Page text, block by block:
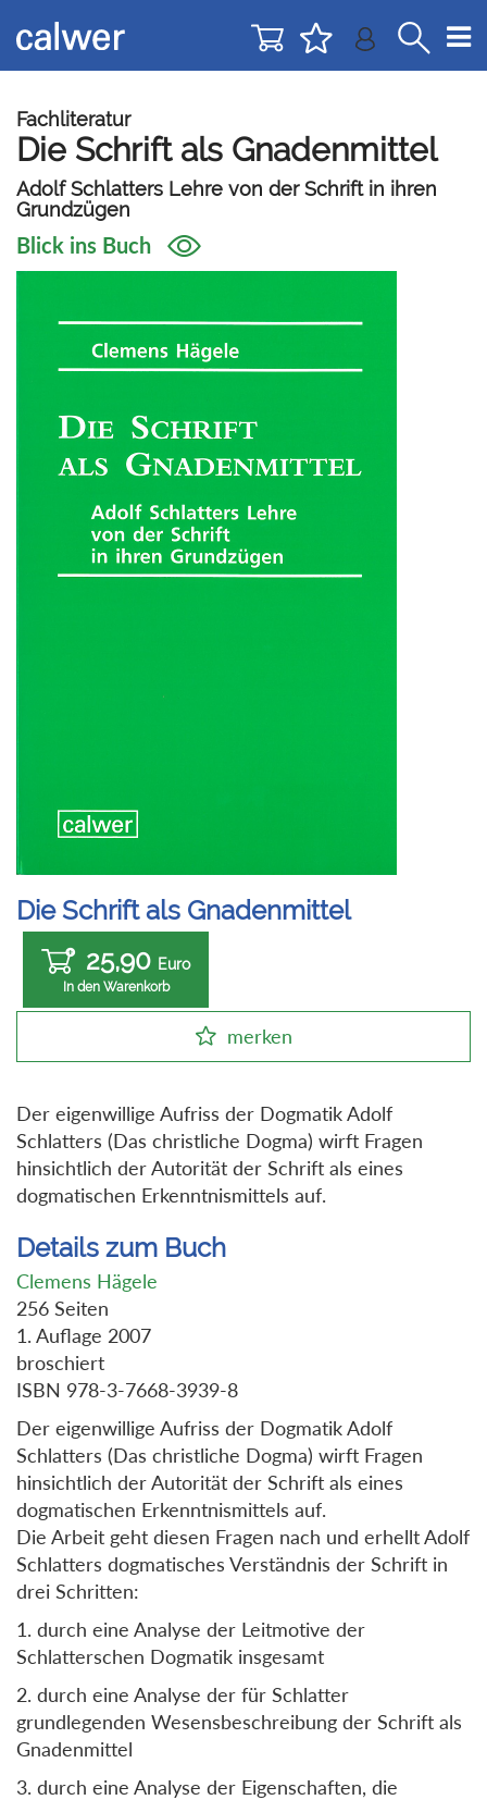
zur
Navigation
zum
Inhalt
Fachliteratur
Die Schrift als Gnadenmittel
Adolf Schlatters Lehre von der Schrift in ihren
Grundzügen
Blick ins Buch
Die Schrift als Gnadenmittel
25,90 Euro
In den Warenkorb
merken
Der eigenwillige Aufriss der Dogmatik Adolf
Schlatters (Das christliche Dogma) wirft Fragen
hinsichtlich der Autorität der Schrift als eines
dogmatischen Erkenntnismittels auf.
Details zum Buch
Clemens Hägele
256 Seiten
1. Auflage 2007
broschiert
ISBN 978-3-7668-3939-8
Der eigenwillige Aufriss der Dogmatik Adolf
Schlatters (Das christliche Dogma) wirft Fragen
hinsichtlich der Autorität der Schrift als eines
dogmatischen Erkenntnismittels auf.
Die Arbeit geht diesen Fragen nach und erhellt Adolf
Schlatters dogmatisches Verständnis der Schrift in
drei Schritten:
1. durch eine Analyse der Leitmotive der
Schlatterschen Dogmatik insgesamt
2. durch eine Analyse der für Schlatter
grundlegenden Wesensbeschreibung der Schrift als
Gnadenmittel
3. durch eine Analyse der Eigenschaften, die